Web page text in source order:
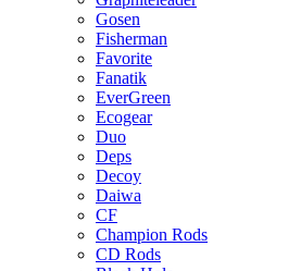
Gosen
Fisherman
Favorite
Fanatik
EverGreen
Ecogear
Duo
Deps
Decoy
Daiwa
CF
Champion Rods
CD Rods